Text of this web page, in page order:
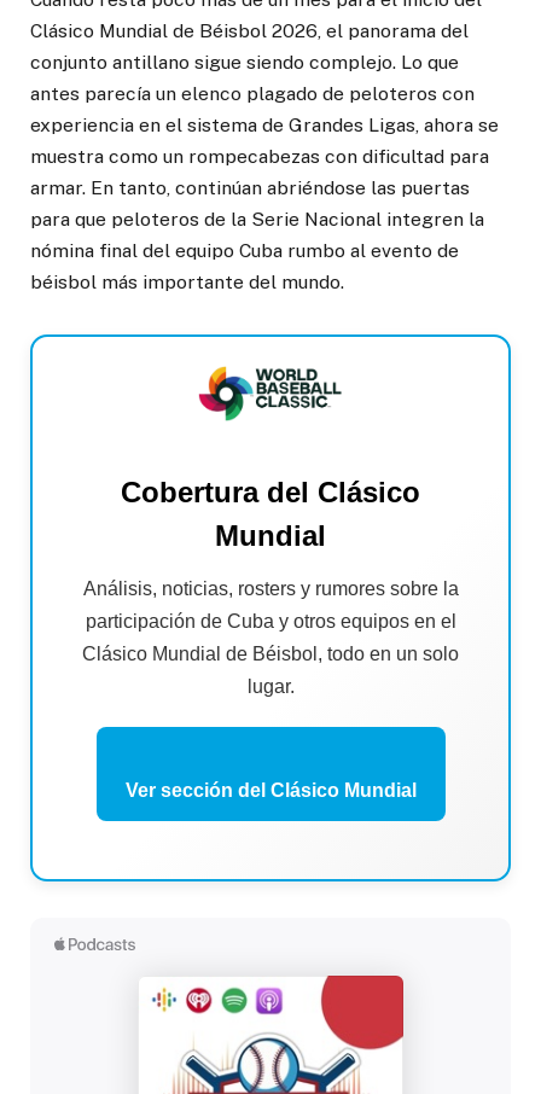
Clásico Mundial de Béisbol 2026, el panorama del
conjunto antillano sigue siendo complejo. Lo que
antes parecía un elenco plagado de peloteros con
experiencia en el sistema de Grandes Ligas, ahora se
muestra como un rompecabezas con dificultad para
armar. En tanto, continúan abriéndose las puertas
para que peloteros de la Serie Nacional integren la
nómina final del equipo Cuba rumbo al evento de
béisbol más importante del mundo.
Cobertura del Clásico
Mundial
Análisis, noticias, rosters y rumores sobre la
participación de Cuba y otros equipos en el
Clásico Mundial de Béisbol, todo en un solo
lugar.
Ver sección del Clásico Mundial